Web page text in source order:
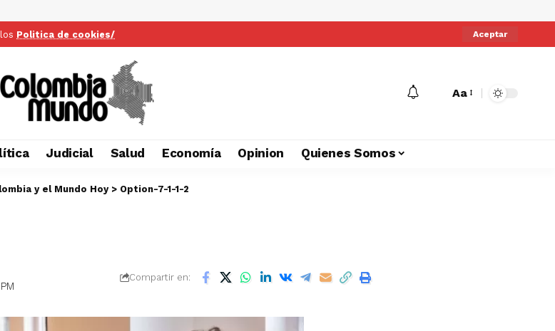
Politica de cookies/ Aceptar
Aa
Judicial Salud Economía Opinion Quienes Somos
y el Mundo Hoy> Option-7-1-1-2
Compartir en: